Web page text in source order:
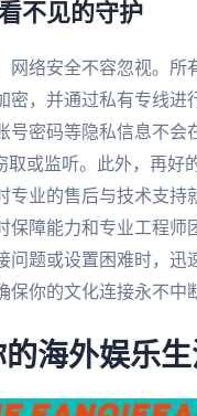
不见的守护
网络安全不容忽视。所
密，并通过私有专线进
号密码等隐私信息不会
取或监听。此外，再好
专业的售后与技术支持
保障能力和专业工程师
问题或设置困难时，迅
保你的文化连接永不中
海外娱乐